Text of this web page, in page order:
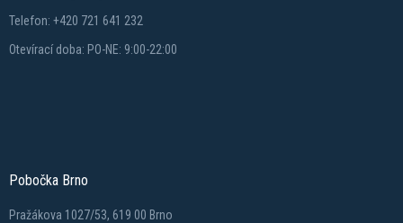
Telefon: +420 721 641 232
Otevírací doba: PO-NE: 9:00-22:00
Pobočka Brno
Pražákova 1027/53, 619 00 Brno